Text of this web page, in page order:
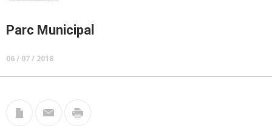
Parc Municipal
06 / 07 / 2018